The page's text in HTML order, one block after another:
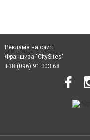
Реклама на сайті
Франшиза "CitySites"
+38 (096) 91 303 68